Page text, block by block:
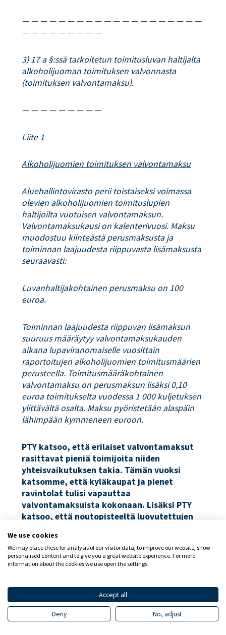
— — — — — — — — — — — — — — — — — — — —
— — — — — — — — —
3) 17 a §:ssä tarkoitetun toimitusluvan haltijalta
alkoholijuoman toimituksen valvonnasta
(toimituksen valvontamaksu).
— — — — — — — — —
Liite 1
Alkoholijuomien toimituksen valvontamaksu
Aluehallintovirasto perii toistaiseksi voimassa
olevien alkoholijuomien toimituslupien
haltijoilta vuotuisen valvontamaksun.
Valvontamaksukausi on kalenterivuosi. Maksu
muodostuu kiinteästä perusmaksusta ja
toiminnan laajuudesta riippuvasta lisämaksusta
seuraavasti:
Luvanhaltijakohtainen perusmaksu on 100
euroa.
Toiminnan laajuudesta riippuvan lisämaksun
suuruus määräytyy valvontamaksukauden
aikana lupaviranomaiselle vuosittain
raportoitujen alkoholijuomien toimitusmäärien
perusteella. Toimitusmääräkohtainen
valvontamaksu on perusmaksun lisäksi 0,10
euroa toimitukselta vuodessa 1 000 kuljetuksen
ylittävältä osalta. Maksu pyöristetään alaspäin
lähimpään kymmeneen euroon.
PTY katsoo, että erilaiset valvontamaksut
rasittavat pieniä toimijoita niiden
yhteisvaikutuksen takia. Tämän vuoksi
katsomme, että kyläkaupat ja pienet
ravintolat tulisi vapauttaa
valvontamaksuista kokonaan. Lisäksi PTY
katsoo, että noutopisteeltä luovutettujen
tilausten ei tulisi lisätä valvontamaksuja,
vaan maksut tulee kohdistaa ainoastaan
toimituksiin.
Siirtymäaika
Esityksessä ei ole mukana siirtymäaikaa,
We use cookies
We may place these for analysis of our visitor data, to improve our website, show
personalised content and to give you a great website experience. For more
information about the cookies we use open the settings.
Accept all
Deny No, adjust